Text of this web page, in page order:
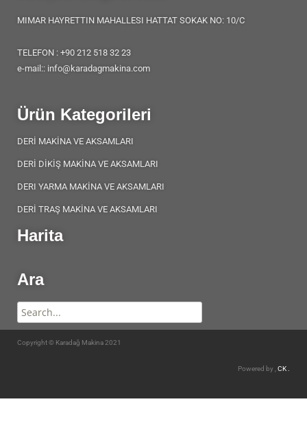
MIMAR HAYRETTIN MAHALLESI HATTAT SOKAK NO: 10/C
TELEFON : +90 212 518 32 23
e-mail:: info@karadagmakina.com
Ürün Kategorileri
DERİ MAKİNA VE AKSAMLARI
DERİ DİKİŞ MAKİNA VE AKSAMLARI
DERI YARMA MAKİNA VE AKSAMLARI
DERİ TRAŞ MAKİNA VE AKSAMLARI
Harita
Ara
Copyright © Karadağ Makina 2021
Powered by , CK .